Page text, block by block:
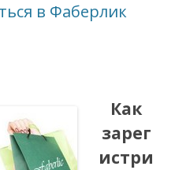
в Фаберлик
Как
зарег
истри